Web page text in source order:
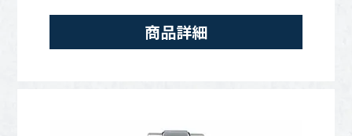
商品詳細